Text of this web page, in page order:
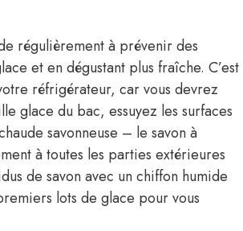
régulièrement à prévenir des
et en dégustant plus fraîche. C’est
réfrigérateur, car vous devrez
glace du bac, essuyez les surfaces
savonneuse – le savon à
à toutes les parties extérieures
de savon avec un chiffon humide
lots de glace pour vous